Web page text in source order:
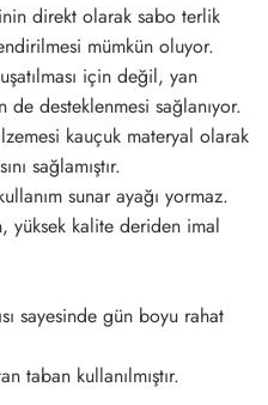
direkt olarak sabo terlik
mümkün oluyor.
için değil, yan
desteklenmesi sağlanıyor.
kauçuk materyal olarak
sağlamıştır.
sunar ayağı yormaz.
yüksek kalite deriden imal
sayesinde gün boyu rahat
taban kullanılmıştır.